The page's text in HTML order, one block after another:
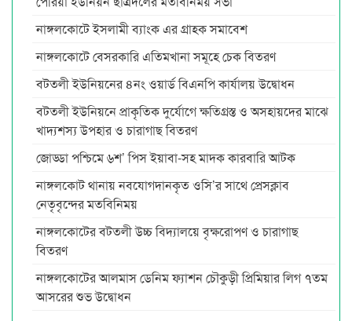
নাঙ্গলকোটে ইসলামী ব্যাংক এর গ্রাহক সমাবেশ
নাঙ্গলকোটে বেসরকারি এতিমখানা সমূহে চেক বিতরণ
বটতলী ইউনিয়নের ৪নং ওয়ার্ড বিএনপি কার্যালয় উদ্বোধন
বটতলী ইউনিয়নে প্রাকৃতিক দুর্যোগে ক্ষতিগ্রস্ত ও অসহায়দের মাঝে
খাদ্যশস্য উপহার ও চারাগাছ বিতরণ
জোড্ডা পশ্চিমে ৬শ’ পিস ইয়াবা-সহ মাদক কারবারি আটক
নাঙ্গলকোট থানায় নবযোগদানকৃত ওসি’র সাথে প্রেসক্লাব
নেতৃবৃন্দের মতবিনিময়
নাঙ্গলকোটের বটতলী উচ্চ বিদ্যালয়ে বৃক্ষরোপণ ও চারাগাছ
বিতরণ
নাঙ্গলকোটের আলমাস ডেনিম ফ্যাশন চৌকুড়ী প্রিমিয়ার লিগ ৭তম
আসরের শুভ উদ্বোধন